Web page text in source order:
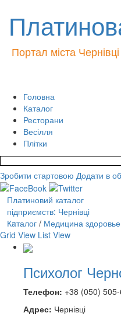
Портал міста
Головна
Каталог
Ресторани
Весілля
Плітки
Зробити стартовою Додати в
Платиновий каталог
підприємств: Чернівці
Кaталог/ Медицина здоровье
Grid View List View
Психолог
Телефон: +38 (050)
Адрес: Чернівці